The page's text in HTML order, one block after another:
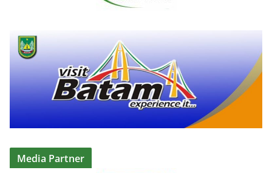
Media Partner